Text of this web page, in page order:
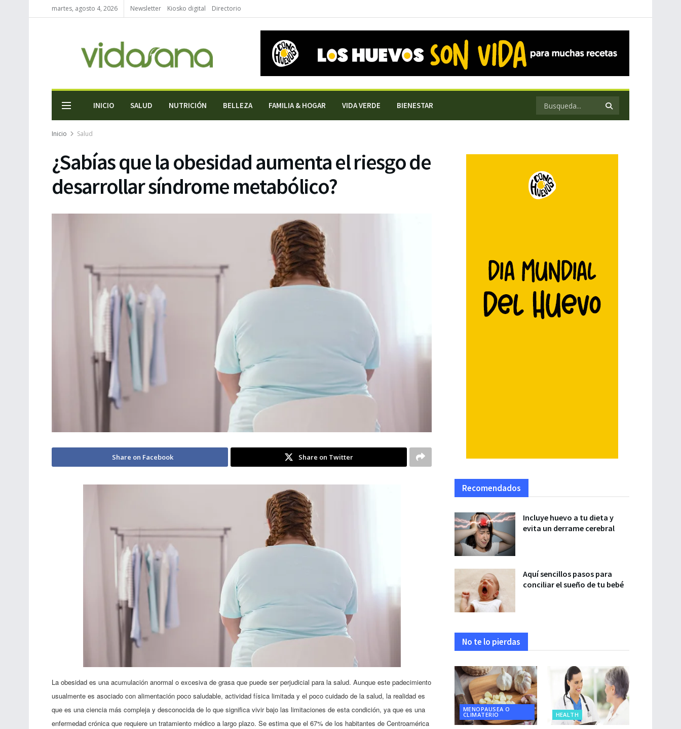
martes, agosto 4, 2026 Newsletter Kiosko digital Directorio
INICIO SALUD NUTRICIÓN BELLEZA FAMILIA & HOGAR VIDA VERDE BIENESTAR
Inicio Salud
¿Sabías que la obesidad aumenta el riesgo de
desarrollar síndrome metabólico?
Share on Facebook Share on Twitter
La obesidad es una acumulación anormal o excesiva de grasa que puede ser perjudicial para la salud. Aunque este padecimiento
usualmente es asociado con alimentación poco saludable, actividad física limitada y el poco cuidado de la salud, la realidad es
que es una ciencia más compleja y desconocida de lo que significa vivir bajo las limitaciones de esta condición, ya que es una
enfermedad crónica que requiere un tratamiento médico a largo plazo. Se estima que el 67% de los habitantes de Centroamérica
Recomendados
Incluye huevo a tu dieta y
evita un derrame cerebral
Aquí sencillos pasos para
conciliar el sueño de tu bebé
No te lo pierdas
MENOPAUSEA O
CLIMATERIO HEALTH